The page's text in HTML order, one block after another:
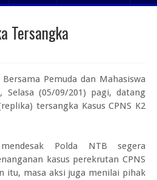
Tersangka
Pemuda dan Mahasiswa
Selasa (05/09/201) pagi, datang
tersangka Kasus CPNS K2
Polda NTB segera
kasus perekrutan CPNS
itu, masa aksi juga menilai pihak